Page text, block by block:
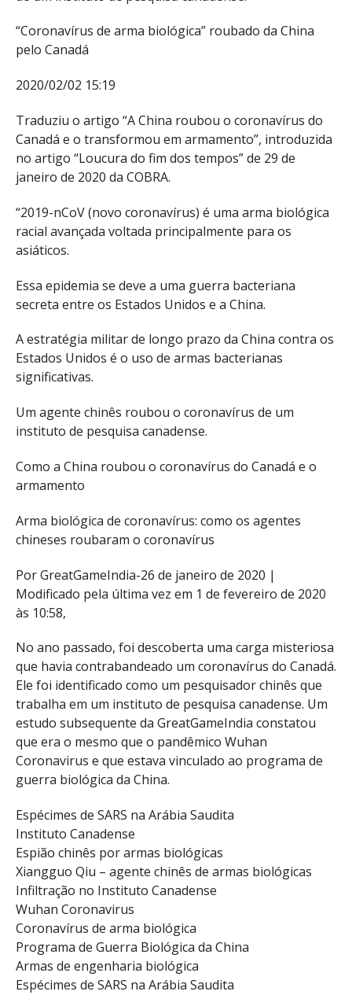
“Coronavírus de arma biológica” roubado da China
pelo Canadá
2020/02/02 15:19
Traduziu o artigo “A China roubou o coronavírus do
Canadá e o transformou em armamento”, introduzida
no artigo “Loucura do fim dos tempos” de 29 de
janeiro de 2020 da COBRA.
“2019-nCoV (novo coronavírus) é uma arma biológica
racial avançada voltada principalmente para os
asiáticos.
Essa epidemia se deve a uma guerra bacteriana
secreta entre os Estados Unidos e a China.
A estratégia militar de longo prazo da China contra os
Estados Unidos é o uso de armas bacterianas
significativas.
Um agente chinês roubou o coronavírus de um
instituto de pesquisa canadense.
Como a China roubou o coronavírus do Canadá e o
armamento
Arma biológica de coronavírus: como os agentes
chineses roubaram o coronavírus
Por GreatGameIndia-26 de janeiro de 2020 |
Modificado pela última vez em 1 de fevereiro de 2020
às 10:58,
No ano passado, foi descoberta uma carga misteriosa
que havia contrabandeado um coronavírus do Canadá.
Ele foi identificado como um pesquisador chinês que
trabalha em um instituto de pesquisa canadense. Um
estudo subsequente da GreatGameIndia constatou
que era o mesmo que o pandêmico Wuhan
Coronavirus e que estava vinculado ao programa de
guerra biológica da China.
Espécimes de SARS na Arábia Saudita
Instituto Canadense
Espião chinês por armas biológicas
Xiangguo Qiu – agente chinês de armas biológicas
Infiltração no Instituto Canadense
Wuhan Coronavirus
Coronavírus de arma biológica
Programa de Guerra Biológica da China
Armas de engenharia biológica
Espécimes de SARS na Arábia Saudita